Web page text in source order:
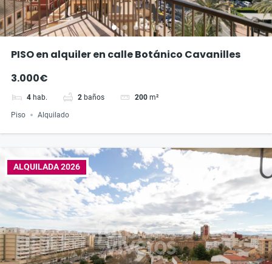
PISO en alquiler en calle Botánico Cavanilles
3.000€
4 hab. 2 baños 200 m²
Piso Alquilado
ALQUILADA 2026